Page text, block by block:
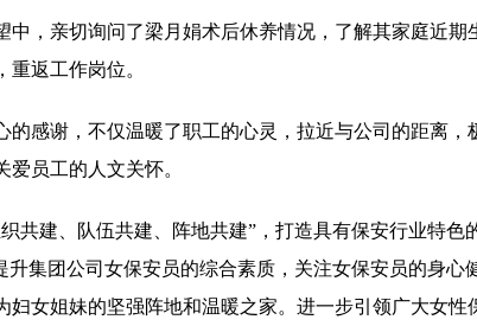
，亲切询问了梁月娟术后休养情况，了解其家庭近期
返工作岗位。
感谢，不仅温暖了职工的心灵，拉近与公司的距离，
员工的人文关怀。
共建、队伍共建、阵地共建”，打造具有保安行业特色
集团公司女保安员的综合素质，关注女保安员的身心
女姐妹的坚强阵地和温暖之家。进一步引领广大女性